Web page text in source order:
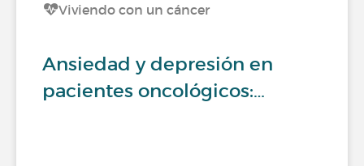
Viviendo con un cáncer
Ansiedad y depresión en
pacientes oncológicos:…